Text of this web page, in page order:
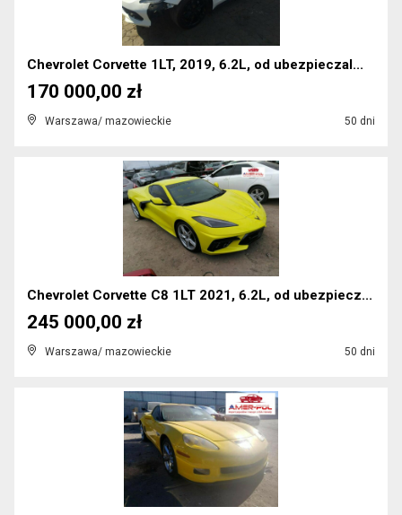
Chevrolet Corvette 1LT, 2019, 6.2L, od ubezpieczal...
Warszawa/ mazowieckie 50 dni
170 000,00 zł
Chevrolet Corvette C8 1LT 2021, 6.2L, od ubezpiecz...
Warszawa/ mazowieckie 50 dni
245 000,00 zł